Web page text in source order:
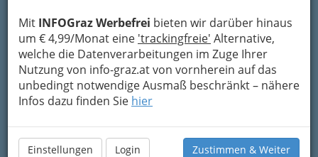
Mit INFOGraz Werbefrei bieten wir darüber hinaus
um € 4,99/Monat eine 'trackingfreie' Alternative,
welche die Datenverarbeitungen im Zuge Ihrer
Nutzung von info-graz.at von vornherein auf das
unbedingt notwendige Ausmaß beschränkt – nähere
Infos dazu finden Sie hier
Einstellungen Login Zustimmen & Weiter
Meine Nachricht